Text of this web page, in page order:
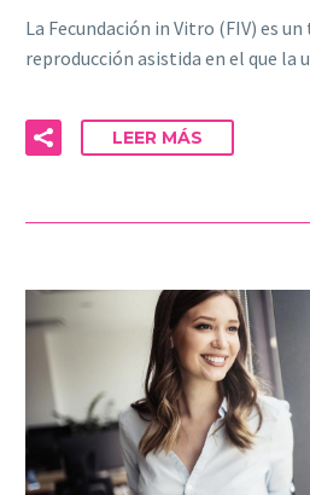
La Fecundación in Vitro (FIV) es
reproducción asistida en el que
LEER MÁS